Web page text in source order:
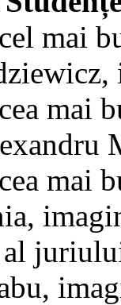
mai
mai
mai